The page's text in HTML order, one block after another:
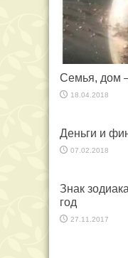
Семья, дом
18.04.2018
Деньги и
07.02.2018
Знак
год
27.11.2017